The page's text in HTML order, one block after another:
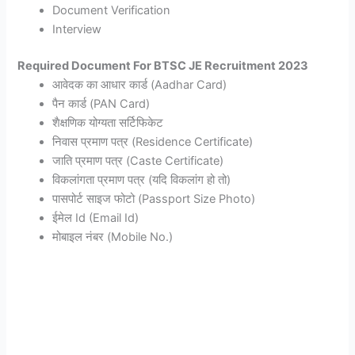
Document Verification
Interview
Required Document For BTSC JE Recruitment 2023
आवेदक का आधार कार्ड (Aadhar Card)
पैन कार्ड (PAN Card)
शैक्षणिक योग्यता सर्टिफिकेट
निवास प्रमाण पत्र (Residence Certificate)
जाति प्रमाण पत्र (Caste Certificate)
विकलांगता प्रमाण पत्र (यदि विकलांग हो तो)
पासपोर्ट साइज फोटो (Passport Size Photo)
ईमेल Id (Email Id)
मोबाइल नंबर (Mobile No.)